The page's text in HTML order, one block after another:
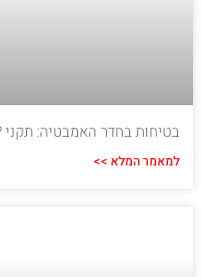
בטיחות בחדר האמבטיה: תקני IP ומחממי מגבות
למאמר המלא >>